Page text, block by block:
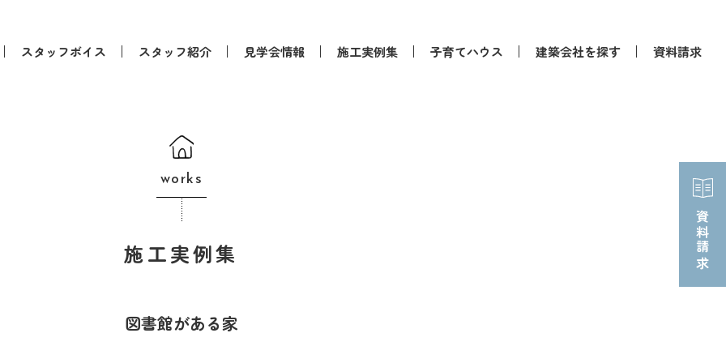
スタッフボイス スタッフ紹介 見学会情報 施工実例集 子育てハウス 建築会社を探す 資料請求
資料請求
works
施工実例集
図書館がある家